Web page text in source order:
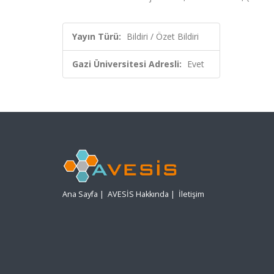
Yayın Türü: Bildiri / Özet Bildiri
Gazi Üniversitesi Adresli: Evet
Ana Sayfa | AVESİS Hakkında | İletişim